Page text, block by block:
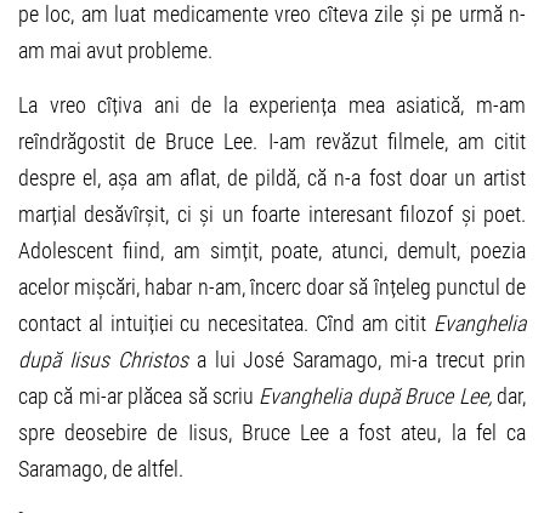
pe loc, am luat medicamente vreo cîteva zile și pe urmă n-
am mai avut probleme.
La vreo cîțiva ani de la experiența mea asiatică, m-am
reîndrăgostit de Bruce Lee. I-am revăzut filmele, am citit
despre el, așa am aflat, de pildă, că n-a fost doar un artist
marțial desăvîrșit, ci și un foarte interesant filozof și poet.
Adolescent fiind, am simțit, poate, atunci, demult, poezia
acelor mișcări, habar n-am, încerc doar să înțeleg punctul de
contact al intuiției cu necesitatea. Cînd am citit Evanghelia
după Iisus Christosa lui José Saramago, mi-a trecut prin
cap că mi-ar plăcea să scriu Evanghelia după Bruce Lee,dar,
spre deosebire de Iisus, Bruce Lee a fost ateu, la fel ca
Saramago, de altfel.